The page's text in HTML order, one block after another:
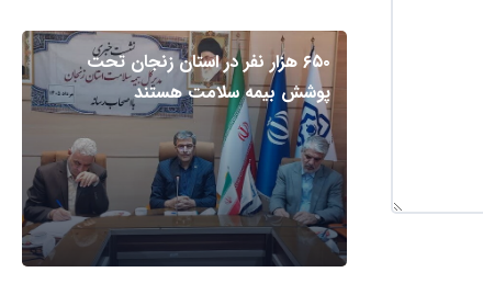
۶۵۰ هزار نفر در استان زنجان تحت
پوشش بیمه سلامت هستند